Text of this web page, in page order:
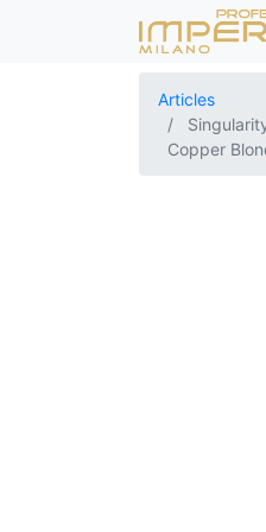
Articles
Copper